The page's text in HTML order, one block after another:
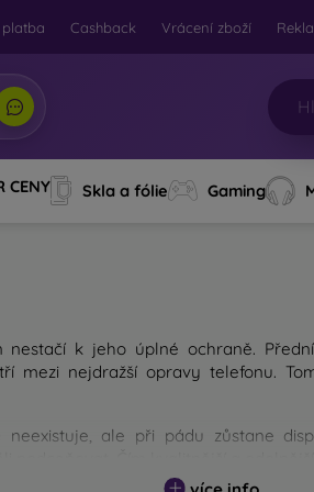
Cashback Vrácení zboží
CENY Skla a fólie Gaming
nestačí k jeho úplné ochraně.
mezi nejdražší opravy telefonu.
ale při pádu zůstane
skel na mobil. Na co byste se při